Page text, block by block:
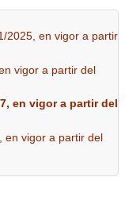
2025, en vigor a partir
vigor a partir del
en vigor a partir del
en vigor a partir del